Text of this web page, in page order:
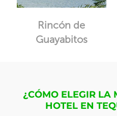
Rincón de
Guayabitos
¿CÓMO ELEGIR LA
HOTEL EN